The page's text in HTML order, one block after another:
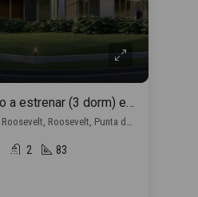
Venta apartamento a estrenar (3 dorm) en Punta del Este con financiación propia
Avenida Franklin Delano Roosevelt, Roosevelt, Punta del Este
2 83